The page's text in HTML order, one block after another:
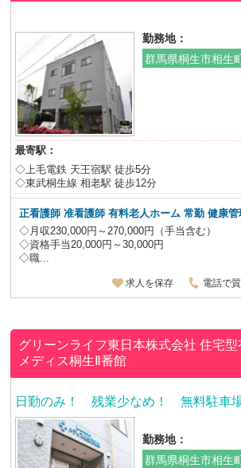
勤務地：
群馬県桐生市相生
最寄駅：
◇上毛電鉄 天王宿駅 徒歩5分
◇東武桐生線 相老駅 徒歩12分
正看護師 准看護師 有料老人ホーム 常勤 健康管
◇月収230,000円～270,000円（手当含む）
◇資格手当20,000円～30,000円
◇職...
求人を保存 電話で
グリーンライフ東日本株式会社住宅型
メディス桐生Ⅱ番館
日勤のみ！ 残業少なめ！ 無料駐車場
勤務地：
群馬県桐生市相生